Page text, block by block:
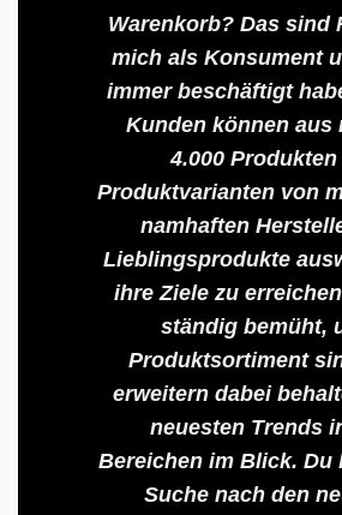
Warenkorb? Das sind
mich als Konsument
immer beschäftigt
Kunden können aus
4.000
Produktvarianten von
namhaften
Lieblingsprodukte
ihre Ziele zu
ständig bemüht,
Produktsortiment
erweitern dabei
neuesten Trends
Bereichen im Blick. Du
Suche nach den